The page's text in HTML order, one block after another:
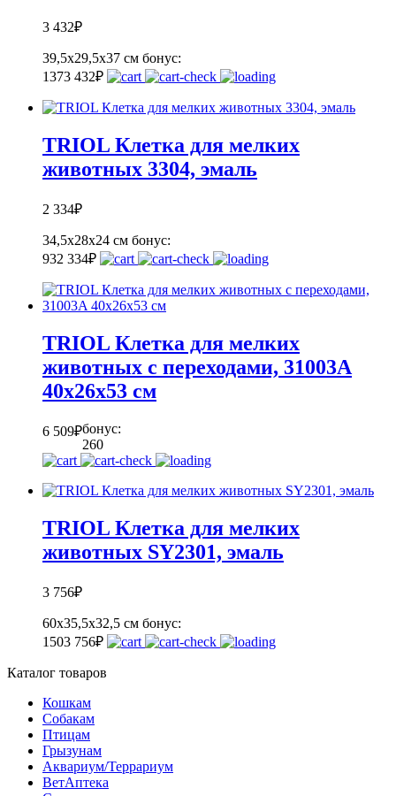
3 432₽
39,5х29,5x37 см бонус:
1373 432₽
TRIOL Клетка для мелких
животных 3304, эмаль
2 334₽
34,5х28х24 см бонус:
932 334₽
TRIOL Клетка для мелких
животных с переходами, 31003A
40х26х53 см
6 509₽бонус:
260
TRIOL Клетка для мелких
животных SY2301, эмаль
3 756₽
60х35,5x32,5 см бонус:
1503 756₽
Каталог товаров
Кошкам
Собакам
Птицам
Грызунам
Аквариум/Террариум
ВетАптека